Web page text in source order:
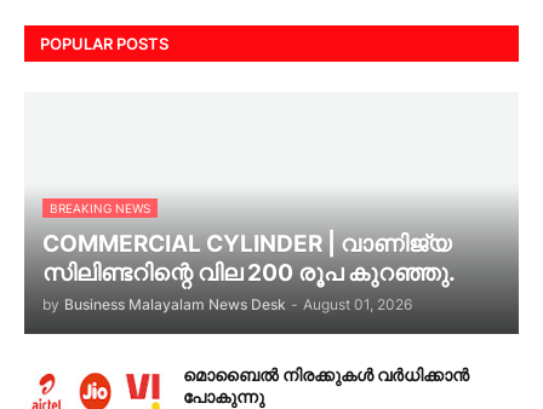
POPULAR POSTS
BREAKING NEWS
COMMERCIAL CYLINDER | വാണിജ്യ
സിലിണ്ടറിന്റെ വില 200 രൂപ കുറഞ്ഞു.
by Business Malayalam News Desk - August 01, 2026
മൊബൈൽ നിരക്കുകൾ വർധിക്കാൻ
പോകുന്നു